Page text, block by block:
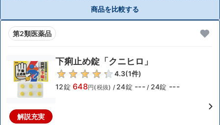
商品を比較する
第2類医薬品
解説充実
下痢止め錠「クニヒロ」
4.3(1件)
12錠 648円(税抜) / 24錠 --- / 24錠 ---